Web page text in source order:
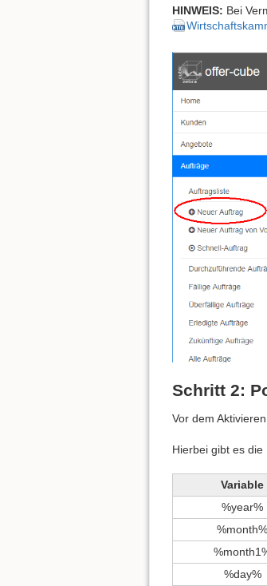
HINWEIS: Bei
Schritt 2:
Vor dem
Hierbei gibt es
Variable
%year%
%month%
%day%